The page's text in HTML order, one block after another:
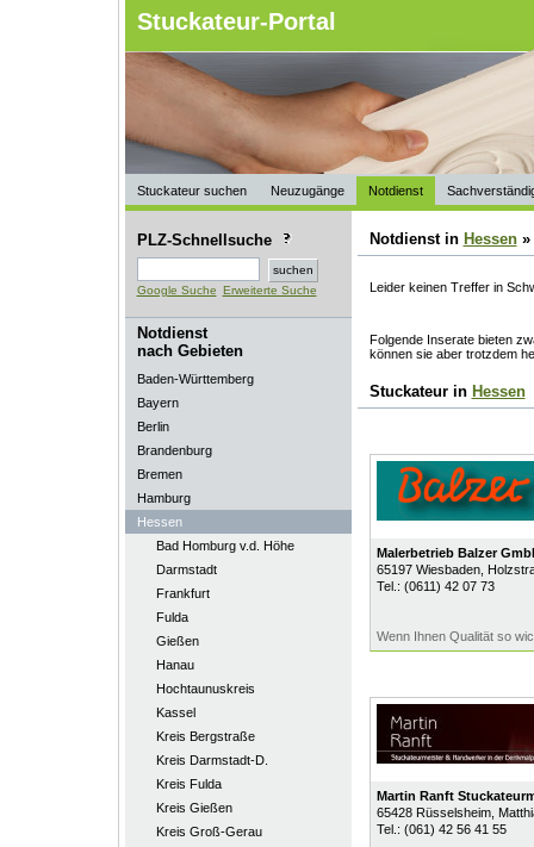
Stuckateur-Portal
Stuckateur suchen Neuzugänge Notdienst
PLZ-Schnellsuche
Google Suche Erweiterte Suche
Notdienst
nach Gebieten
Baden-Württemberg
Bayern
Berlin
Brandenburg
Bremen
Hamburg
Hessen
Bad Homburg v.d. Höhe
Darmstadt
Frankfurt
Fulda
Gießen
Hanau
Hochtaunuskreis
Kassel
Kreis Bergstraße
Kreis Darmstadt-D.
Kreis Fulda
Kreis Gießen
Kreis Groß-Gerau
Notdienst in Hessen»
Leider keinen Treffer in
Folgende Inserate bieten
können sie aber trotzdem
Stuckateur in Hessen
Malerbetrieb Balzer
65197 Wiesbaden,
Tel.: (0611) 42 07 73
Wenn Ihnen Qualität so
Martin Ranft
65428 Rüsselsheim,
Tel.: (061) 42 56 41 55